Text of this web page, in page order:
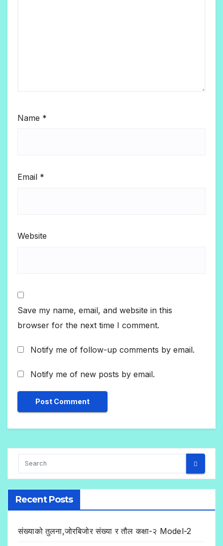
Name *
Email *
Website
Save my name, email, and website in this
browser for the next time I comment.
Notify me of follow-up comments by email.
Notify me of new posts by email.
Recent Posts
संख्याको तुलना,जोरबिजोर संख्या र तौल कक्षा-२ Model-2